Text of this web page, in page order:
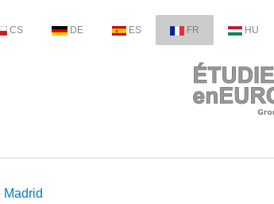
CS DE ES FR HU
Madrid